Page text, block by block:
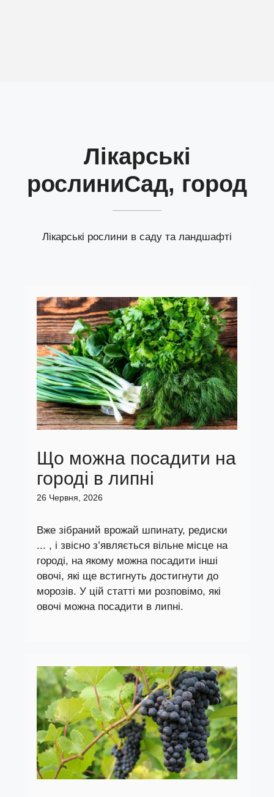
Лікарські
рослиниСад, город
Лікарські рослини в саду та ландшафті
Що можна посадити на
городі в липні
26 Червня, 2026
Вже зібраний врожай шпинату, редиски
... , і звісно з’являється вільне місце на
городі, на якому можна посадити інші
овочі, які ще встигнуть достигнути до
морозів. У цій статті ми розповімо, які
овочі можна посадити в липні.